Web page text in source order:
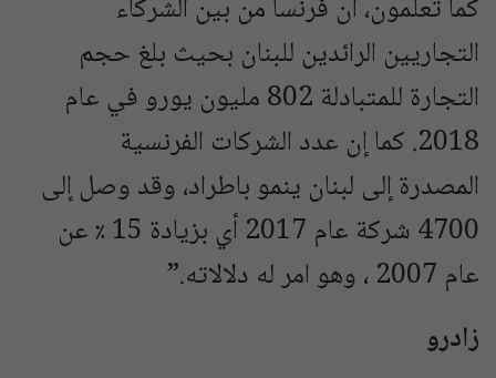
كما تعلمون، ان فرنسا من بين الشركاء
التجاريين الرائدين للبنان بحيث بلغ حجم
التجارة للمتبادلة 802 مليون يورو في عام
2018. كما إن عدد الشركات الفرنسية
المصدرة إلى لبنان ينمو باطراد، وقد وصل إلى
4700 شركة عام 2017 أي بزيادة 15 ٪ عن
عام 2007 ، وهو امر له دلالاته.”
زادرو